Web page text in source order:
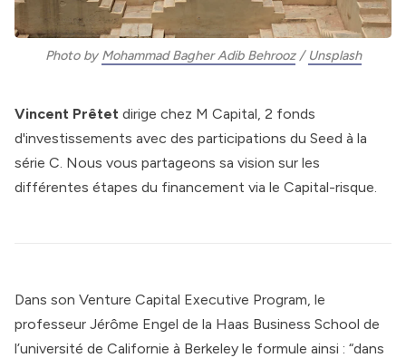
Photo by Mohammad Bagher Adib Behrooz / Unsplash
Vincent Prêtet dirige chez M Capital, 2 fonds
d'investissements avec des participations du Seed à la
série C. Nous vous partageons sa vision sur les
différentes étapes du financement via le Capital-risque.
Dans son Venture Capital Executive Program , le
professeur Jérôme Engel de la Haas Business School de
l’université de Californie à Berkeley le formule ainsi : “dans